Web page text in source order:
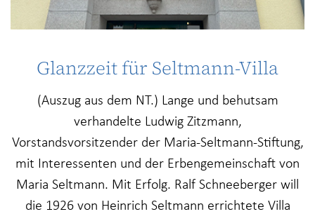
Glanzzeit für Seltmann-Villa
(Auszug aus dem NT.) Lange und behutsam
verhandelte Ludwig Zitzmann,
Vorstandsvorsitzender der Maria-Seltmann-Stiftung,
mit Interessenten und der Erbengemeinschaft von
Maria Seltmann. Mit Erfolg. Ralf Schneeberger will
die 1926 von Heinrich Seltmann errichtete Villa